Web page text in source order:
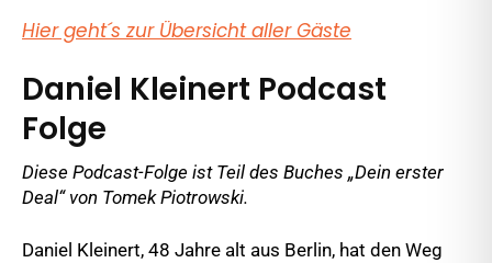
Hier geht´s zur Übersicht aller Gäste
Daniel Kleinert Podcast
Folge
Diese Podcast-Folge ist Teil des Buches „Dein erster
Deal“ von Tomek Piotrowski.
Daniel Kleinert, 48 Jahre alt aus Berlin, hat den Weg